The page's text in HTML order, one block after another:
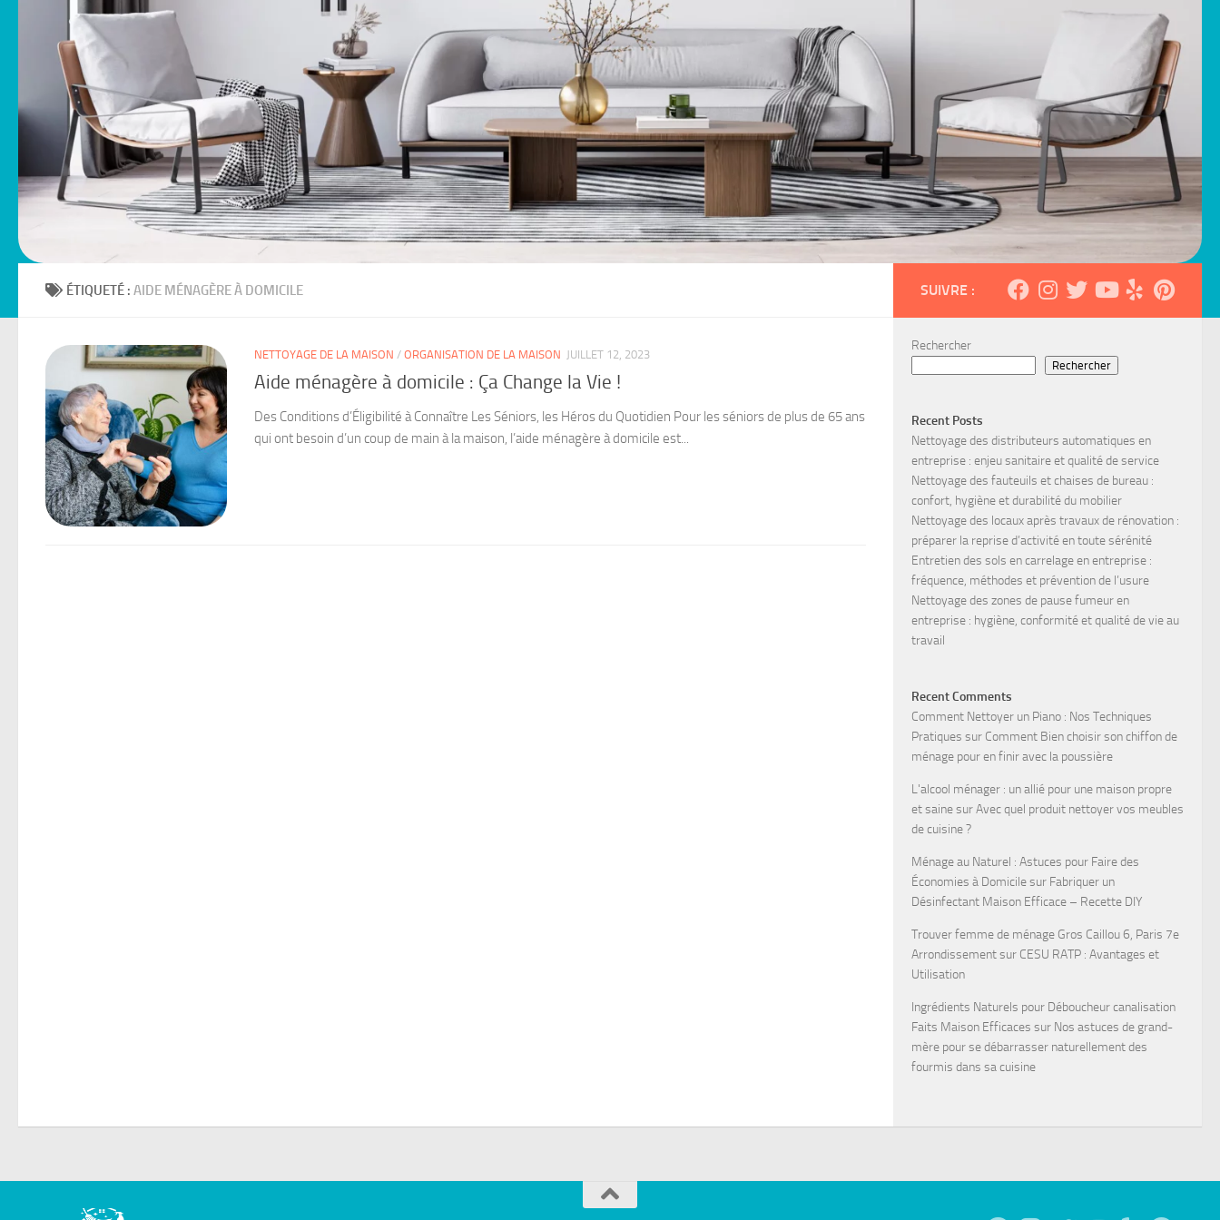
ÉTIQUETÉ :AIDE MÉNAGÈRE À DOMICILE
NETTOYAGE DE LA MAISON / ORGANISATION DE LA MAISON JUILLET 12, 2023
Aide ménagère à domicile : Ça Change la Vie !
Des Conditions d’Éligibilité à Connaître Les Séniors, les Héros du Quotidien Pour les séniors de plus de 65 ans
qui ont besoin d’un coup de main à la maison, l’aide ménagère à domicile est...
SUIVRE :
Rechercher
Rechercher
Recent Posts
Nettoyage des distributeurs automatiques en
entreprise : enjeu sanitaire et qualité de service
Nettoyage des fauteuils et chaises de bureau :
confort, hygiène et durabilité du mobilier
Nettoyage des locaux après travaux de rénovation :
préparer la reprise d’activité en toute sérénité
Entretien des sols en carrelage en entreprise :
fréquence, méthodes et prévention de l’usure
Nettoyage des zones de pause fumeur en
entreprise : hygiène, conformité et qualité de vie au
travail
Recent Comments
Comment Nettoyer un Piano : Nos Techniques
Pratiques sur Comment Bien choisir son chiffon de
ménage pour en finir avec la poussière
L'alcool ménager : un allié pour une maison propre
et sainesurAvec quel produit nettoyer vos meubles
de cuisine ?
Ménage au Naturel : Astuces pour Faire des
Économies à Domicilesur Fabriquer un
Désinfectant Maison Efficace – Recette DIY
Trouver femme de ménage Gros Caillou 6, Paris 7e
Arrondissementsur CESU RATP : Avantages et
Utilisation
Ingrédients Naturels pour Déboucheur canalisation
Faits Maison Efficaces sur Nos astuces de grand-
mère pour se débarrasser naturellement des
fourmis dans sa cuisine